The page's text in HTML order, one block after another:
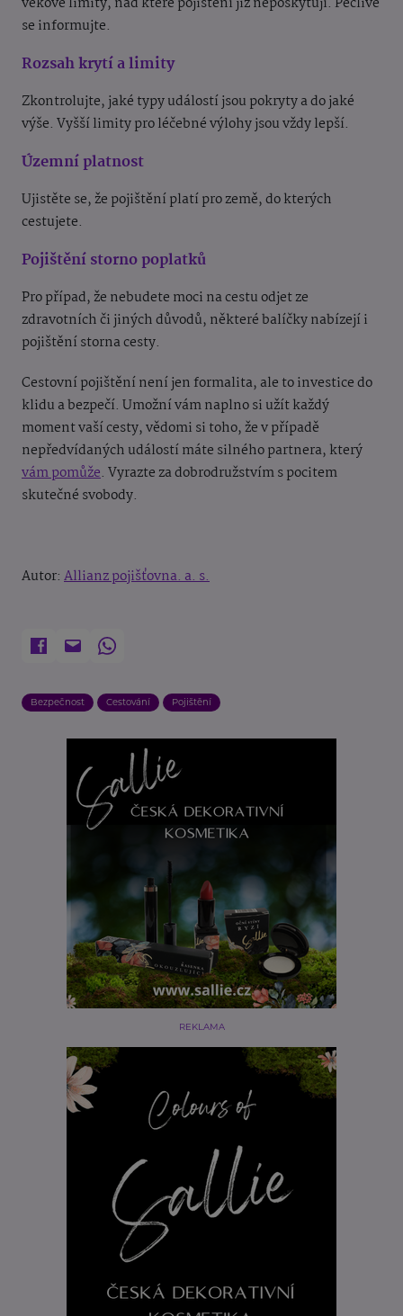
se informujte.
Rozsah krytí a limity
Zkontrolujte, jaké typy událostí jsou pokryty a do jaké
výše. Vyšší limity pro léčebné výlohy jsou vždy lepší.
Územní platnost
Ujistěte se, že pojištění platí pro země, do kterých
cestujete.
Pojištění storno poplatků
Pro případ, že nebudete moci na cestu odjet ze
zdravotních či jiných důvodů, některé balíčky nabízejí i
pojištění storna cesty.
Cestovní pojištění není jen formalita, ale to investice do
klidu a bezpečí. Umožní vám naplno si užít každý
moment vaší cesty, vědomi si toho, že v případě
nepředvídaných událostí máte silného partnera, který
vám pomůže. Vyrazte za dobrodružstvím s pocitem
skutečné svobody.
Autor: Allianz pojišťovna. a. s.
Bezpečnost Cestování Pojištění
REKLAMA